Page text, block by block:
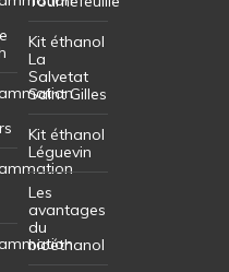
Kit éthanol
La
Salvetat
Saint Gilles
Kit éthanol
Léguevin
Les
avantages
du
bioéthanol